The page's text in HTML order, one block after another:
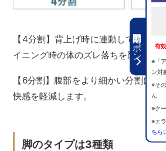
期間限定クーポン 有
※「
ン対
※そ
ん
※ク
※エ
ちら
【4分割】背上げ時に連動して脚上げ
イニング時の体のズレ落ちを防止しま
【6分割】腹部をより細かい分割にす
快感を軽減します。
脚のタイプは3種類